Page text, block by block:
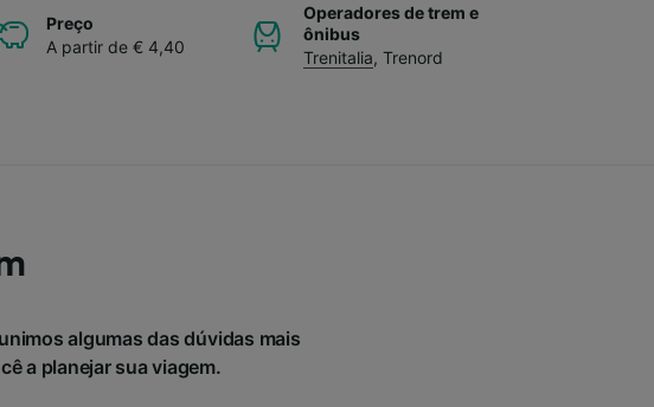
Preço
A partir de € 4,40
Operadores de trem e
ônibus
Trenitalia, Trenord
algumas das dúvidas mais
a planejar sua viagem.